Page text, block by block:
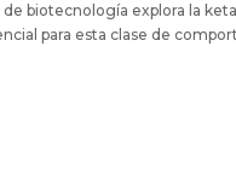
de biotecnología explora la
para esta clase de